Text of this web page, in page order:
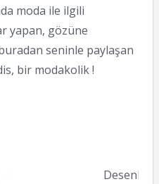
moda ile ilgili
yapan, gözüne
seninle paylaşan
bir modakolik !
Desenli